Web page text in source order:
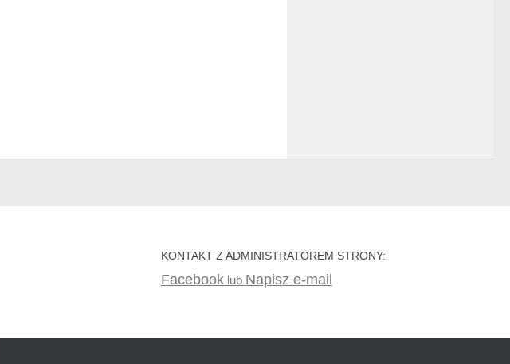
KONTAKT Z ADMINISTRATOREM STRONY:
Facebooklub Napisz e-mail